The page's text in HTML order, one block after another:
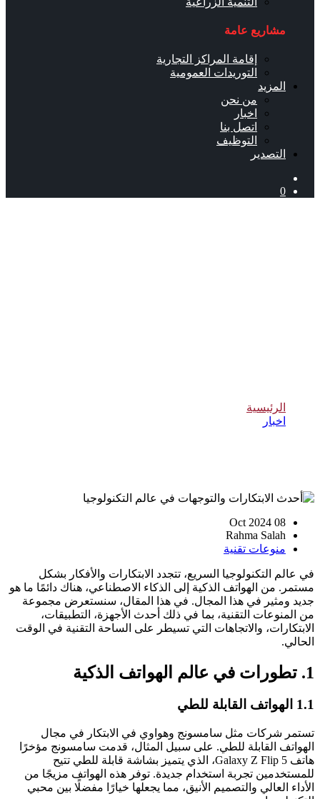
مشاريع عامة
إقامة المراكز التجارية
التوريدات العمومية
المزيد
من نحن
اخبار
اتصل بنا
التوظيف
التصدير
0
الرئيسية
اخبار
08 Oct 2024
Rahma Salah
منوعات تقنية
في عالم التكنولوجيا السريع، تتجدد الابتكارات والأفكار بشكل
مستمر. من الهواتف الذكية إلى الذكاء الاصطناعي، هناك دائمًا ما هو
جديد ومثير في هذا المجال. في هذا المقال، سنستعرض مجموعة
من المنوعات التقنية، بما في ذلك أحدث الأجهزة، التطبيقات،
الابتكارات، والاتجاهات التي تسيطر على الساحة التقنية في الوقت
الحالي.
1. تطورات في عالم الهواتف الذكية
1.1 الهواتف القابلة للطي
تستمر شركات مثل سامسونج وهواوي في الابتكار في مجال
الهواتف القابلة للطي. على سبيل المثال، قدمت سامسونج مؤخرًا
هاتف Galaxy Z Flip 5، الذي يتميز بشاشة قابلة للطي تتيح
للمستخدمين تجربة استخدام جديدة. توفر هذه الهواتف مزيجًا من
الأداء العالي والتصميم الأنيق، مما يجعلها خيارًا مفضلًا بين محبي